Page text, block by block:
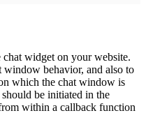
widget on your website.
window behavior, and also to
which the chat window is
be initiated in the
within a callback function